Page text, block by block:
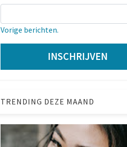
Vorige berichten.
TRENDING DEZE MAAND